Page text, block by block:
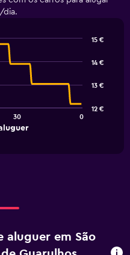
dia.
30 0
12 €
13 €
14 €
15 €
aluguer em São